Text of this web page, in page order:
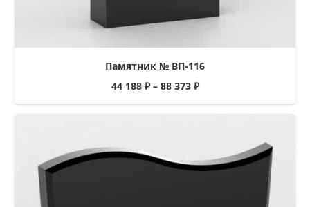
Памятник № ВП-116
44 188 ₽– 88 373 ₽